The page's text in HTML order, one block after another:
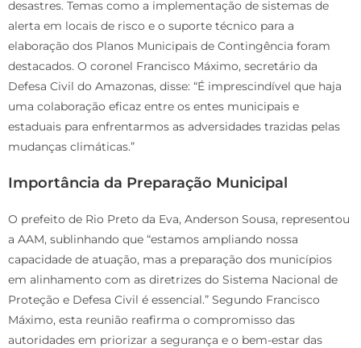
desastres. Temas como a implementação de sistemas de
alerta em locais de risco e o suporte técnico para a
elaboração dos Planos Municipais de Contingência foram
destacados. O coronel Francisco Máximo, secretário da
Defesa Civil do Amazonas, disse: “É imprescindível que haja
uma colaboração eficaz entre os entes municipais e
estaduais para enfrentarmos as adversidades trazidas pelas
mudanças climáticas.”
Importância da Preparação Municipal
O prefeito de Rio Preto da Eva, Anderson Sousa, representou
a AAM, sublinhando que “estamos ampliando nossa
capacidade de atuação, mas a preparação dos municípios
em alinhamento com as diretrizes do Sistema Nacional de
Proteção e Defesa Civil é essencial.” Segundo Francisco
Máximo, esta reunião reafirma o compromisso das
autoridades em priorizar a segurança e o bem-estar das